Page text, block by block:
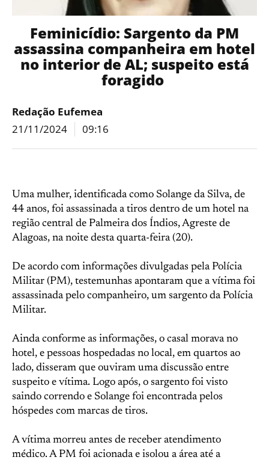
Feminicídio: Sargento da PM
assassina companheira em hotel
no interior de AL; suspeito está
foragido
Redação Eufemea
21/11/2024
09:16
Uma mulher, identificada como Solange da Silva, de
44 anos, foi assassinada a tiros dentro de um hotel na
região central de Palmeira dos Índios, Agreste de
Alagoas, na noite desta quarta-feira (20).
De acordo com informações divulgadas pela Polícia
Militar (PM), testemunhas apontaram que a vítima foi
assassinada pelo companheiro, um sargento da Polícia
Militar.
Ainda conforme as informações, o casal morava no
hotel, e pessoas hospedadas no local, em quartos ao
lado, disseram que ouviram uma discussão entre
suspeito e vítima. Logo após, o sargento foi visto
saindo correndo e Solange foi encontrada pelos
hóspedes com marcas de tiros.
A vítima morreu antes de receber atendimento
médico. A PM foi acionada e isolou a área até a